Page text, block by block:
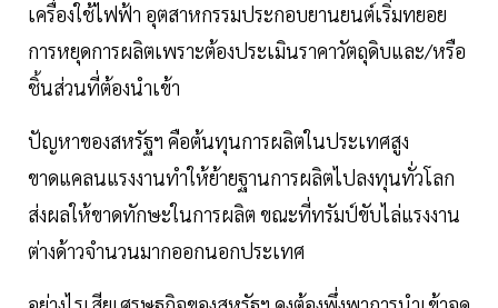
เครื่องใช้ไฟฟ้า อุตสาหกรรมประกอบยานยนต์เริ่มทยอย
การหยุดการผลิตเพราะต้องประเมินราคาวัตถุดิบและ/หรือ
ชิ้นส่วนที่ต้องนำเข้า
ปัญหาของสหรัฐฯ คือต้นทุนการผลิตในประเทศสูง
ขาดแคลนแรงงานทำให้ย้ายฐานการผลิตไปลงทุนทั่วโลก
ส่งผลให้ขาดทักษะในการผลิต ขณะที่ทรัมป์ขับไล่แรงงาน
ต่างด้าวจำนวนมากออกนอกประเทศ